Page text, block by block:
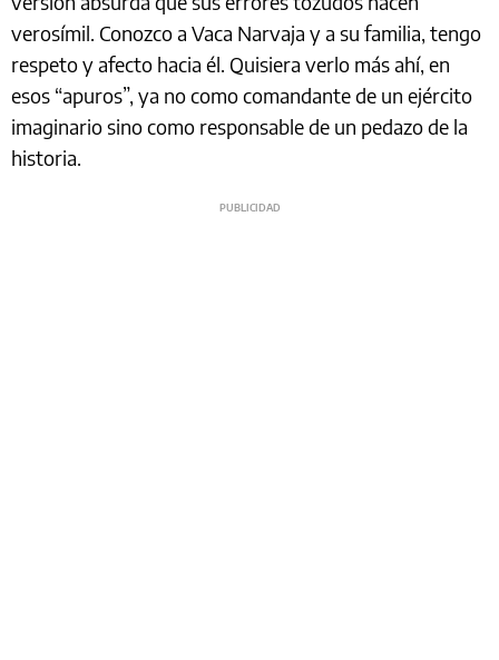
verosímil. Conozco a Vaca Narvaja y a su familia, tengo
respeto y afecto hacia él. Quisiera verlo más ahí, en
esos “apuros”, ya no como comandante de un ejército
imaginario sino como responsable de un pedazo de la
historia.